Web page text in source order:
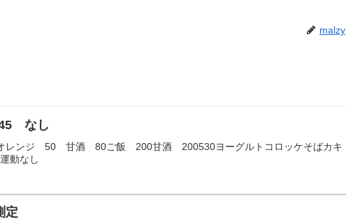
malzy
なし
レンジ 50 甘酒 80ご飯 200甘酒 200530ヨーグルトコロッケそばカキ
動なし
定